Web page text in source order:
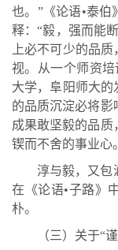
也。”《论语•泰伯
释：“毅，强而能
上必不可少的品
视。从一个师资
大学，阜阳师大的
的品质沉淀必将影
成果敢坚毅的品质
锲而不舍的事业心。
淳与毅，又包
在《论语•子路》
朴。
（三）关于“